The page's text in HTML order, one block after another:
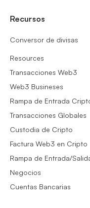
Recursos
Conversor de divisas
Resources
Transacciones Web3
Web3 Busineses
Rampa de Entrada
Transacciones Globales
Custodia de Cripto
Factura Web3 en Cripto
Rampa de Entrada/
Negocios
Cuentas Bancarias